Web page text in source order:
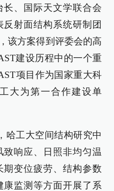
、国际天文学联合会
射面结构系统研制团
该方案得到评委会的高
建设历程中的一个重
项目作为国家重大科
大为第一合作建设单
哈工大空间结构研究中
响应、日照非均匀温
期变位疲劳、结构参数
监测等方面开展了系